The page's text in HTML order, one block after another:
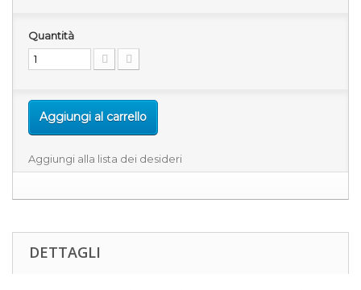
Quantità
Aggiungi al carrello
Aggiungi alla lista dei desideri
DETTAGLI